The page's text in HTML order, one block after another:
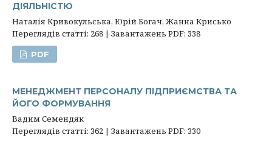
ДІЯЛЬНІСТЮ
Наталія Кривокульська, Юрій Богач, Жанна Крисько
Переглядів статті: 268 | Завантажень PDF: 338
PDF
МЕНЕДЖМЕНТ ПЕРСОНАЛУ ПІДПРИЄМСТВА ТА
ЙОГО ФОРМУВАННЯ
Вадим Семендяк
Переглядів статті: 362 | Завантажень PDF: 330